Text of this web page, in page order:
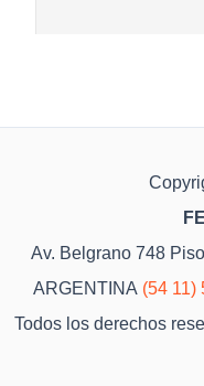
Av. Belgrano 748
ARGENTINA (54 11)
Todos los derechos